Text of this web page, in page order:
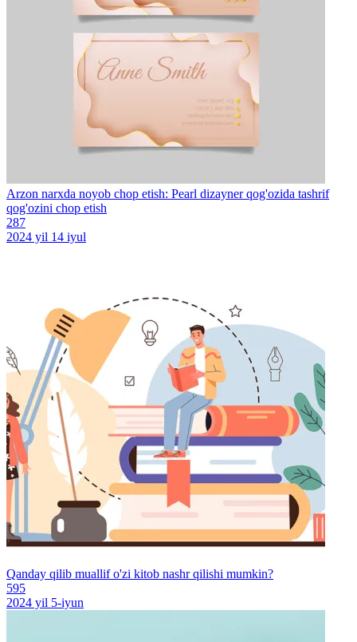
Arzon narxda noyob chop etish: Pearl dizayner qog'ozida tashrif
qog'ozini chop etish
287
2024 yil 14 iyul
Qanday qilib muallif o'zi kitob nashr qilishi mumkin?
595
2024 yil 5-iyun